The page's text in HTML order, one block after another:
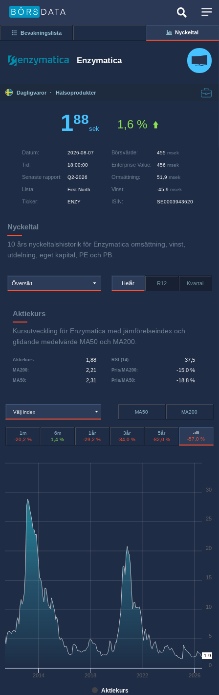
Bevakningslista Nyckeltal
Enzymatica
Dagligvaror · Hälsoprodukter
188
sek 1,6 %
Datum: 2026-08-07
Tid: 18:00:00
Senaste rapport: Q2-2026
Lista: First North
Ticker: ENZY
Börsvärde: 455 msek
Enterprise Value: 456 msek
Omsättning: 51,9 msek
Vinst: -45,9 msek
ISIN: SE0003943620
Nyckeltal
10 års nyckeltalshistorik för Enzymatica omsättning, vinst,
utdelning, eget kapital, PE och PB.
Översikt Helår R12 Kvartal
Aktiekurs
Kursutveckling för Enzymatica med jämförelseindex och
glidande medelvärde MA50 och MA200.
Aktiekurs: 1,88
MA50: 2,31
MA200: 2,21 Pris/MA200: -15,0 %
RSI (14): 37,5
Pris/MA50: -18,8 %
Välj index MA50 MA200
1m
-20,2 %
6m
1,4 %
1år
-29,2 %
3år
-34,0 %
5år
-82,0 %
allt
-57,0 %
Aktiekurs
2014 2018 2022 2026
0
5
10
15
20
25
30
1.9